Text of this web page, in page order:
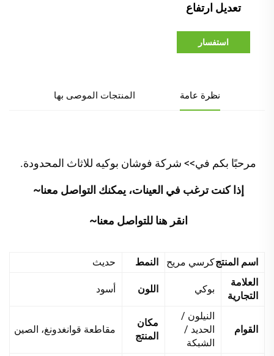
تعديل ارتفاع
استفسار
نظرة عامة المنتجات الموصى بها
مرحبًا بكم في>> شركة فوشان بوكيه للاثاث المحدودة.
إذا كنت ترغب في العينات، يمكنك التواصل معنا~
انقر هنا للتواصل معنا~
اسم المنتجكرسي مريح النمط
حديث
العلامة
التجارية
بوكي اللون أسود
القوام
النيلون /
الحديد /
الشبكة
مكان
المنتج
مقاطعة قوانغدونغ، الصين